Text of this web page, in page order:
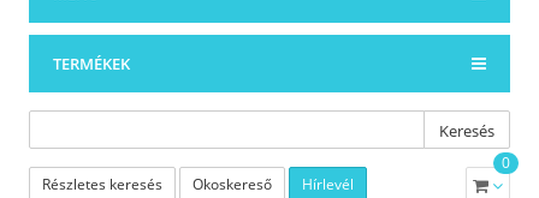
TERMÉKEK
Keresés
Részletes keresés Okoskereső Hírlevél
0